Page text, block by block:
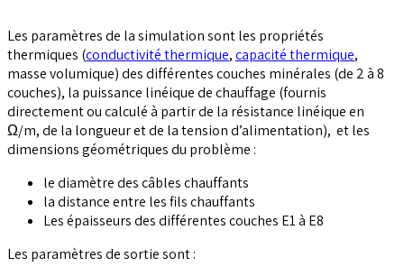
Les paramètres de la simulation sont les propriétés
thermiques (conductivité thermique,capacité thermique,
masse volumique) des différentes couches minérales (de 2 à 8
couches), la puissance linéique de chauffage (fournis
directement ou calculé à partir de la résistance linéique en
Ω/m, de la longueur et de la tension d’alimentation), et les
dimensions géométriques du problème :
le diamètre des câbles chauffants
la distance entre les fils chauffants
Les épaisseurs des différentes couches E1 à E8
Les paramètres de sortie sont :